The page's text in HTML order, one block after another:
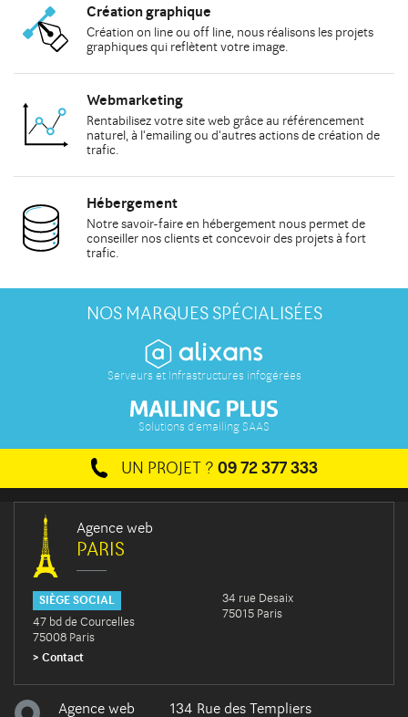
Création graphique
Création on lineou off line, nous réalisons les projets
graphiquesqui reflètent votre image.
Webmarketing
Rentabilisez votre site web grâce au référencement
naturel, à l'emailingou d'autres actions decréation de
trafic.
Hébergement
Notre savoir-faire en hébergement nous permet de
conseiller nos clients et concevoir des projets à fort
trafic.
NOS MARQUES SPÉCIALISÉES
Serveurs et Infrastructures infogérées
Solutions d'emailing SAAS
UN PROJET ? 09 72 377 333
Agence web
PARIS
SIÈGE SOCIAL
47 bd de Courcelles
75008 Paris
34 rue Desaix
75015 Paris
Contact
Agence web
134 Rue des Templiers